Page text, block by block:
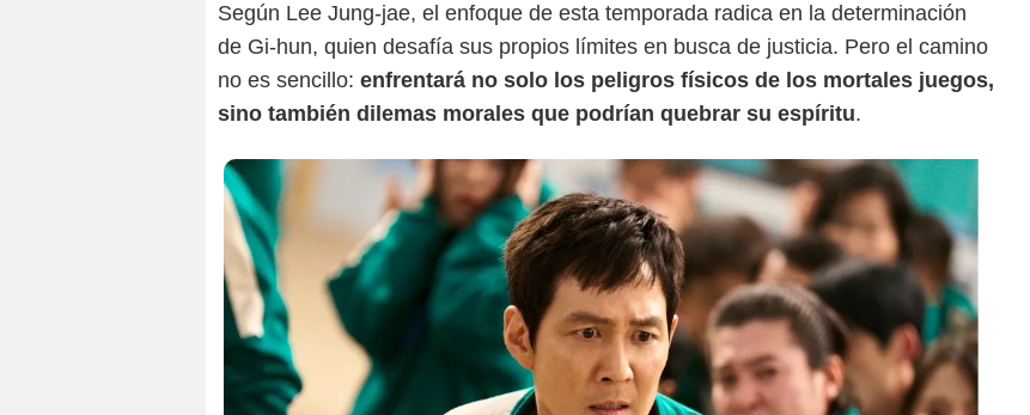
Según Lee Jung-jae, el enfoque de esta temporada radica en la determinación
de Gi-hun, quien desafía sus propios límites en busca de justicia. Pero el camino
no es sencillo: enfrentará no solo los peligros físicos de los mortales juegos,
sino también dilemas morales que podrían quebrar su espíritu.